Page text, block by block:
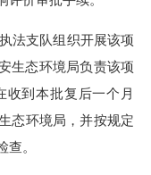
法支队组织开展该项
生态环境局负责该项
收到本批复后一个月
态环境局 ，并按规定
。